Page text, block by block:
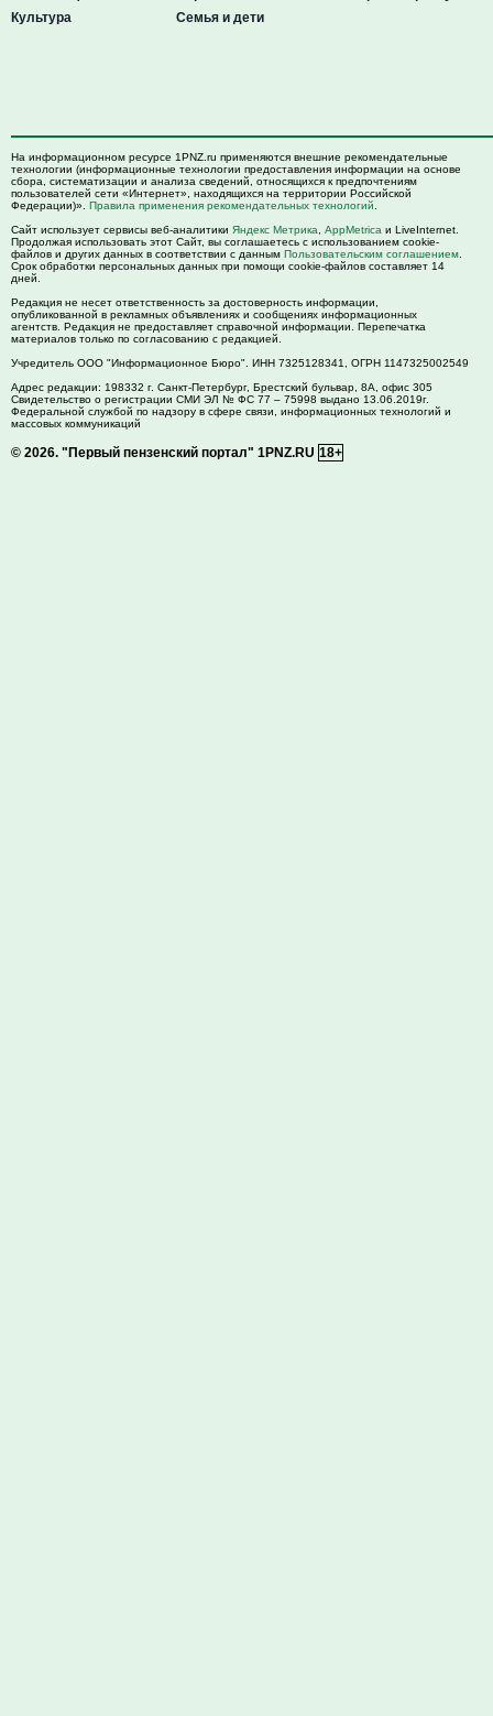
Культура
Семья и дети
На информационном ресурсе 1PNZ.ru применяются внешние рекомендательные
технологии (информационные технологии предоставления информации на основе
сбора, систематизации и анализа сведений, относящихся к предпочтениям
пользователей сети «Интернет», находящихся на территории Российской
Федерации)». Правила применения рекомендательных технологий
Сайт использует сервисы веб-аналитики Яндекс Метрика AppMetrica и LiveInternet.
Продолжая использовать этот Сайт, вы соглашаетесь с использованием cookie-
файлов и других данных в соответствии с данным Пользовательским соглашением
Срок обработки персональных данных при помощи cookie-файлов составляет 14
дней.
Редакция не несет ответственность за достоверность информации,
опубликованной в рекламных объявлениях и сообщениях информационных
агентств. Редакция не предоставляет справочной информации. Перепечатка
материалов только по согласованию с редакцией.
Учредитель ООО "Информационное Бюро". ИНН 7325128341, ОГРН 1147325002549
Адрес редакции: 198332 г. Санкт-Петербург, Брестский бульвар, 8А, офис 305
Свидетельство о регистрации СМИ ЭЛ № ФС 77 – 75998 выдано 13.06.2019г.
Федеральной службой по надзору в сфере связи, информационных технологий и
массовых коммуникаций
© 2026. "Первый пензенский портал" 1PNZ.RU 18+